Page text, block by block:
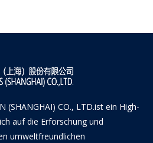
(SHANGHAI) CO., LTD.ist ein High-
auf die Erforschung und
umweltfreundlichen